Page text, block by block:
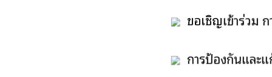
ขอเชิญเข้าร่วม ก
การป้องกันและแ